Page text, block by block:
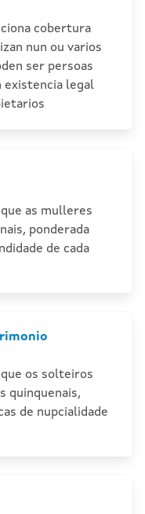
cobertura
nun ou varios
ser persoas
existencia legal
as mulleres
ponderada
de cada
os solteiros
quinquenais,
de nupcialidade